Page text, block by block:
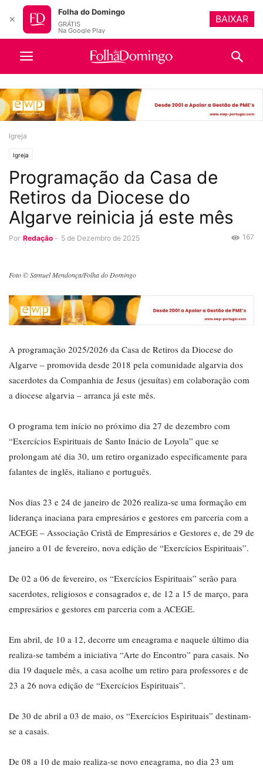
Igreja
Igreja
Programação da Casa de
Retiros da Diocese do
Algarve reinicia já este mês
Por Redação - 5 de Dezembro de 2025 167
Foto © Samuel Mendonça/Folha do Domingo
A programação 2025/2026 da Casa de Retiros da Diocese do
Algarve – promovida desde 2018 pela comunidade algarvia dos
sacerdotes da Companhia de Jesus (jesuítas) em colaboração com
a diocese algarvia – arranca já este mês.
O programa tem início no próximo dia 27 de dezembro com
“Exercícios Espirituais de Santo Inácio de Loyola” que se
prolongam até dia 30, um retiro organizado especificamente para
falantes de inglês, italiano e português.
Nos dias 23 e 24 de janeiro de 2026 realiza-se uma formação em
liderança inaciana para empresários e gestores em parceria com a
ACEGE – Associação Cristã de Empresários e Gestores e, de 29 de
janeiro a 01 de fevereiro, nova edição de “Exercícios Espirituais”.
De 02 a 06 de fevereiro, os “Exercícios Espirituais” serão para
sacerdotes, religiosos e consagrados e, de 12 a 15 de março, para
empresários e gestores em parceria com a ACEGE.
Em abril, de 10 a 12, decorre um eneagrama e naquele último dia
realiza-se também a iniciativa “Arte do Encontro” para casais. No
dia 19 daquele mês, a casa acolhe um retiro para professores e de
23 a 26 nova edição de “Exercícios Espirituais”.
De 30 de abril a 03 de maio, os “Exercícios Espirituais” destinam-
se a casais.
De 08 a 10 de maio realiza-se novo eneagrama, no dia 23 um
✕
Folha do Domingo
GRÁTIS
Na Google Play
BAIXAR